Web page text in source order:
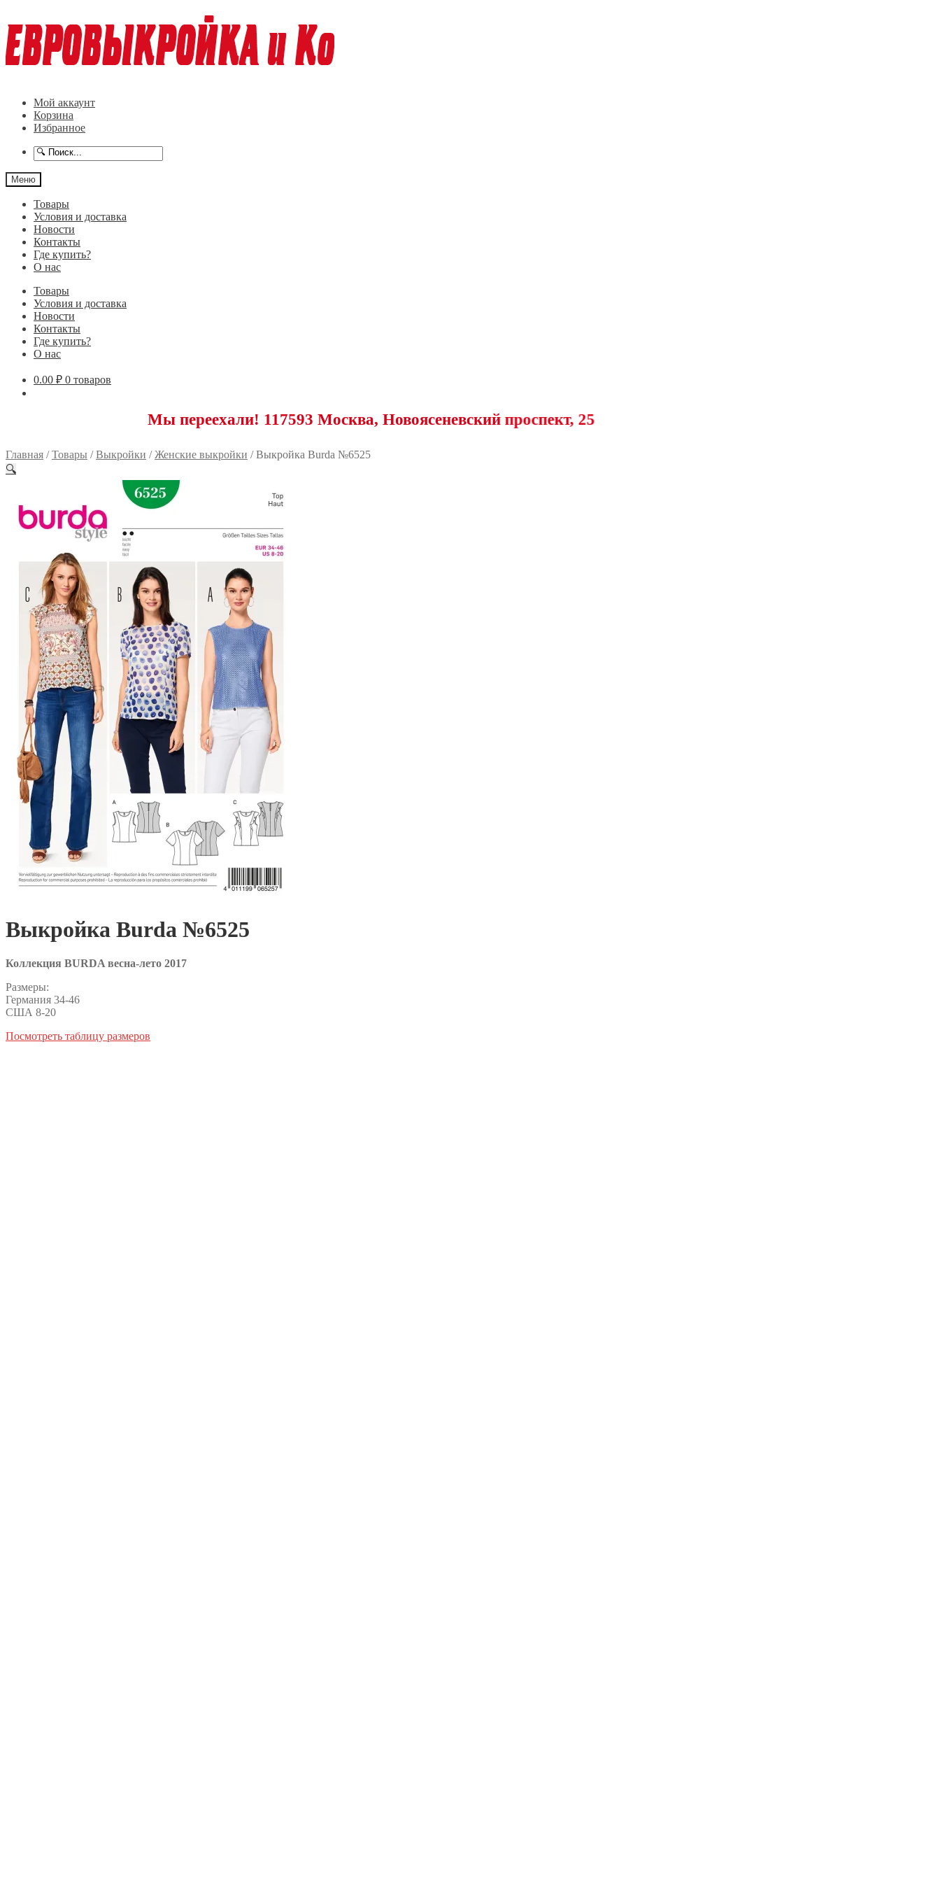
к
навигации
к
содержимому
Мой аккаунт
Корзина
Избранное
Меню
Товары
Условия и доставка
Новости
Контакты
Где купить?
О нас
Товары
Условия и доставка
Новости
Контакты
Где купить?
О нас
0.00 ₽ 0 товаров
Мы переехали! 117593 Москва, Новоясеневский проспект, 25
Главная /Товары /Выкройки /Женские выкройки /Выкройка Burda №6525
🔍
Выкройка Burda №6525
Коллекция BURDA весна-лето 2017
Размеры:
Германия 34-46
США 8-20
Посмотреть таблицу размеров